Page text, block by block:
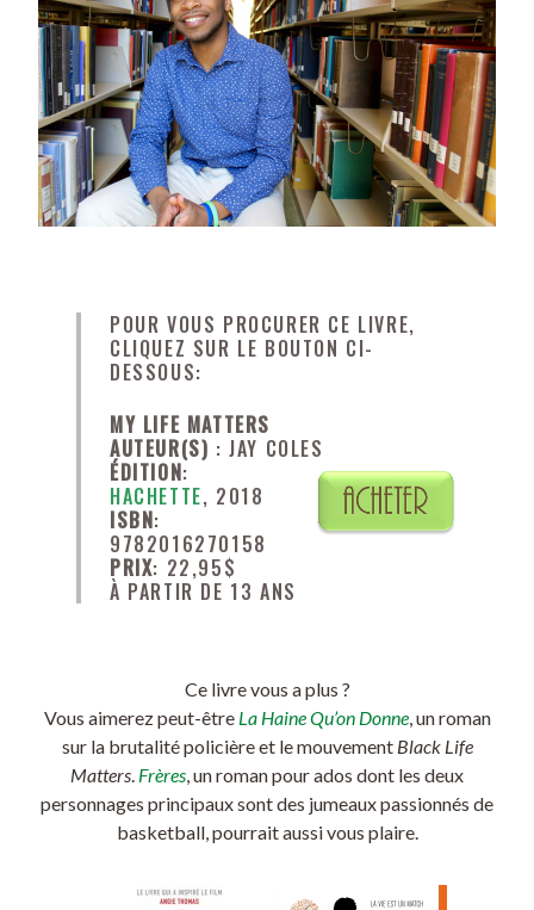
POUR VOUS PROCURER CE LIVRE,
CLIQUEZ SUR LE BOUTON CI-
DESSOUS:
MY LIFE MATTERS
AUTEUR(S) : JAY COLES
ÉDITION:
HACHETTE, 2018
ISBN:
9782016270158
PRIX: 22,95$
À PARTIR DE 13 ANS
Ce livre vous a plus ?
Vous aimerez peut-être La Haine Qu’on Donne, un roman
sur la brutalité policière et le mouvement Black Life
Matters. Frères, un roman pour ados dont les deux
personnages principaux sont des jumeaux passionnés de
basketball, pourrait aussi vous plaire.